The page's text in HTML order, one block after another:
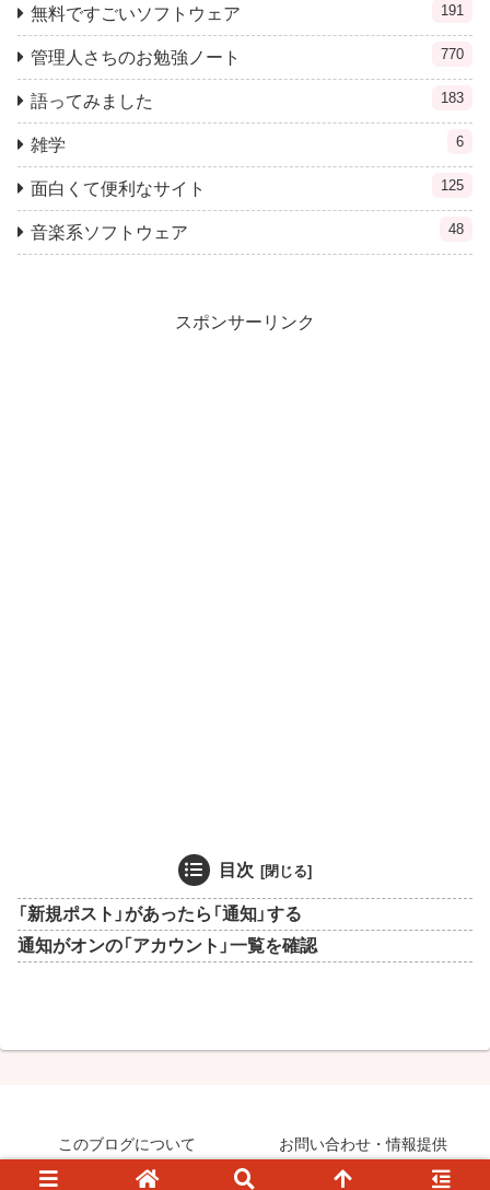
無料ですごいソフトウェア 191
管理人さちのお勉強ノート 770
語ってみました 183
雑学 6
面白くて便利なサイト 125
音楽系ソフトウェア 48
スポンサーリンク
目次
「新規ポスト」があったら「通知」する
通知がオンの「アカウント」一覧を確認
このブログについて お問い合わせ・情報提供
© 2008-2026 知らなきゃ絶対損するPCマル秘ワザ.